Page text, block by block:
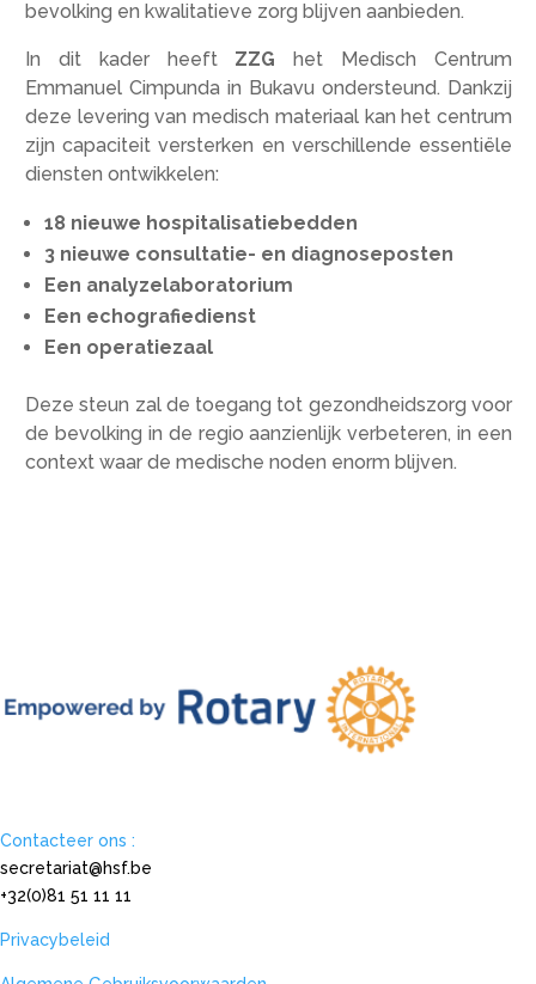
bevolking en kwalitatieve zorg blijven aanbieden.
In dit kader heeft ZZG het Medisch Centrum
Emmanuel Cimpunda in Bukavu ondersteund. Dankzij
deze levering van medisch materiaal kan het centrum
zijn capaciteit versterken en verschillende essentiële
diensten ontwikkelen:
18 nieuwe hospitalisatiebedden
3 nieuwe consultatie- en diagnoseposten
Een analyzelaboratorium
Een echografiedienst
Een operatiezaal
Deze steun zal de toegang tot gezondheidszorg voor
de bevolking in de regio aanzienlijk verbeteren, in een
context waar de medische noden enorm blijven.
Contacteer ons :
secretariat@hsf.be
+32(0)81 51 11 11
Privacybeleid